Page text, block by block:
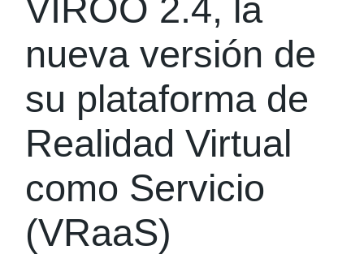
VIROO 2.4, la
nueva versión de
su plataforma de
Realidad Virtual
como Servicio
(VRaaS)